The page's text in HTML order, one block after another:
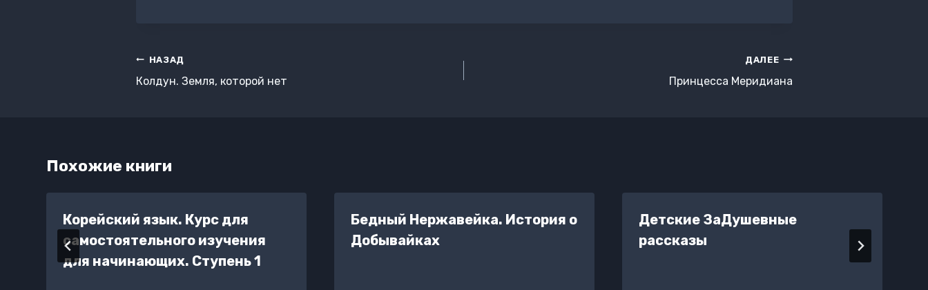
Навигация
по
НАЗАД
Колдун. Земля, которой нет
ДАЛЕЕ
Принцесса Меридиана
Похожие книги
Корейский язык. Курс для
самостоятельного изучения
для начинающих. Ступень 1
Бедный Нержавейка. История о
Добывайках
Детские ЗаДушевные
рассказы